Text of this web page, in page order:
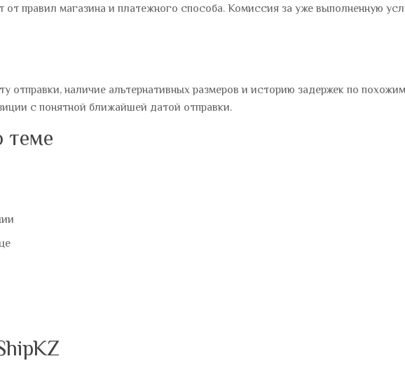
от правил магазина и платежного способа. Комиссия за уже выполненную
отправки, наличие альтернативных размеров и историю задержек по
с понятной ближайшей датой отправки.
теме